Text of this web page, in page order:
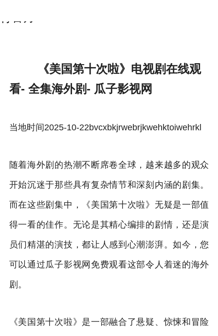
《美国第十次啦》电视剧在线观
看- 全集海外剧- 瓜子影视网
当地时间2025-10-22bvcxbkjrwebrjkwehktoiwehrkl
随着海外剧的热潮不断席卷全球，越来越多的观众
开始沉迷于那些具有复杂情节和深刻内涵的剧集。
而在这些剧集中，《美国第十次啦》无疑是一部值
得一看的佳作。无论是其精心编排的剧情，还是演
员们精湛的演技，都让人感到心潮澎湃。如今，您
可以通过瓜子影视网免费观看这部令人着迷的海外
剧。
《美国第十次啦》是一部融合了悬疑、惊悚和冒险